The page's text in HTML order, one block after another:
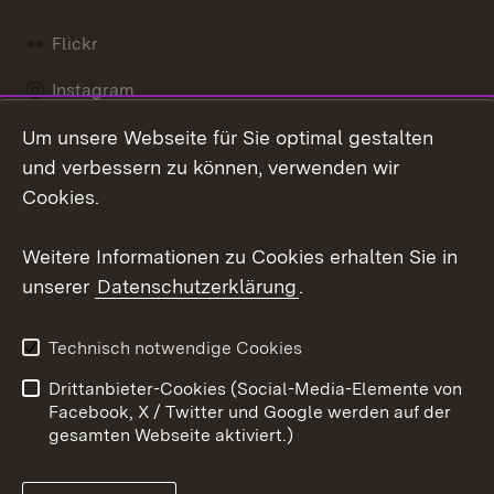
Flickr
Instagram
Social Wall
Barrierefreiheit
Benutzungshinweise
Impressum
Cookies
Um unsere Webseite für Sie optimal gestalten
und verbessern zu können, verwenden wir
Cookies.
Weitere Informationen zu Cookies erhalten Sie in
unserer Datenschutzerklärung.
Technisch notwendige Cookies
Drittanbieter-Cookies (Social-Media-Elemente von
Facebook, X / Twitter und Google werden auf der
gesamten Webseite aktiviert.)